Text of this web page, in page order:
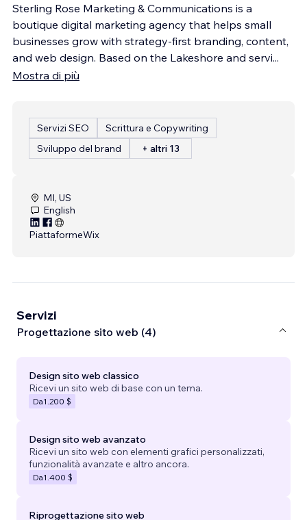
Sterling Rose Marketing & Communications is a
boutique digital marketing agency that helps small
businesses grow with strategy-first branding, content,
and web design. Based on the Lakeshore and servi...
Mostra di più
Servizi SEO
Scrittura e Copywriting
Sviluppo del brand
+ altri 13
MI, US
English
PiattaformeWix
Servizi
Progettazione sito web (4)
Design sito web classico
Ricevi un sito web di base con un tema.
Da1.200 $
Design sito web avanzato
Ricevi un sito web con elementi grafici personalizzati,
funzionalità avanzate e altro ancora.
Da1.400 $
Riprogettazione sito web